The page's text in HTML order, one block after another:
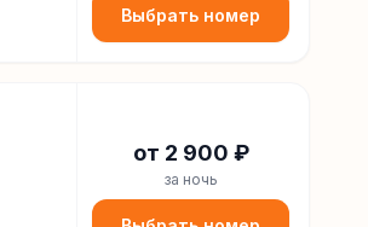
Выбрать номер
от 2 900 ₽
за ночь